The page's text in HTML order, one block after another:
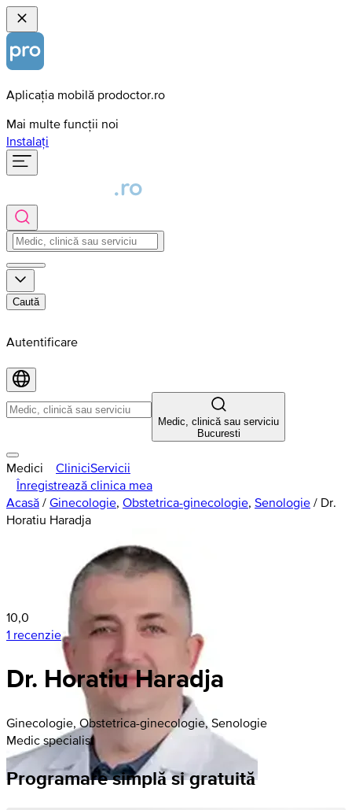
Aplicația mobilă prodoctor.ro
Mai multe funcții noi
Instalați
Caută
Autentificare
Medic, clinică sau serviciu
Bucuresti
Medici CliniciServicii
Înregistrează clinica mea
Acasă / Ginecologie, Obstetrica-ginecologie, Senologie / Dr.
Horatiu Haradja
10,0
1 recenzie
Dr. Horatiu Haradja
Ginecologie, Obstetrica-ginecologie, Senologie
Medic specialist
Programare simplă si gratuită